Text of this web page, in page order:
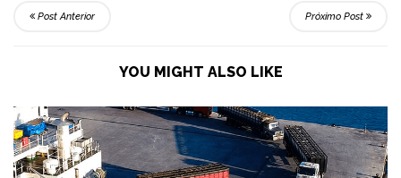
Post Anterior Próximo Post
YOU MIGHT ALSO LIKE